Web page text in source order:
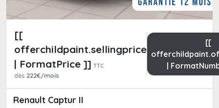
[[
offerchildpaint.sellingpricepart_ttc
| FormatPrice ]] TTC
dès 222€/mois
[[
|
Renault Captur II